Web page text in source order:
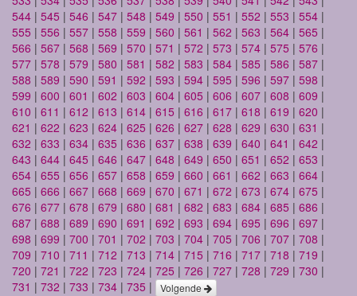
544 | 545 | 546 | 547 | 548 | 549 | 550 | 551 | 552 | 553 | 554 |
555 | 556 | 557 | 558 | 559 | 560 | 561 | 562 | 563 | 564 | 565 |
566 | 567 | 568 | 569 | 570 | 571 | 572 | 573 | 574 | 575 | 576 |
577 | 578 | 579 | 580 | 581 | 582 | 583 | 584 | 585 | 586 | 587 |
588 | 589 | 590 | 591 | 592 | 593 | 594 | 595 | 596 | 597 | 598 |
599 | 600 | 601 | 602 | 603 | 604 | 605 | 606 | 607 | 608 | 609 |
610 | 611 | 612 | 613 | 614 | 615 | 616 | 617 | 618 | 619 | 620 |
621 | 622 | 623 | 624 | 625 | 626 | 627 | 628 | 629 | 630 | 631 |
632 | 633 | 634 | 635 | 636 | 637 | 638 | 639 | 640 | 641 | 642 |
643 | 644 | 645 | 646 | 647 | 648 | 649 | 650 | 651 | 652 | 653 |
654 | 655 | 656 | 657 | 658 | 659 | 660 | 661 | 662 | 663 | 664 |
665 | 666 | 667 | 668 | 669 | 670 | 671 | 672 | 673 | 674 | 675 |
676 | 677 | 678 | 679 | 680 | 681 | 682 | 683 | 684 | 685 | 686 |
687 | 688 | 689 | 690 | 691 | 692 | 693 | 694 | 695 | 696 | 697 |
698 | 699 | 700 | 701 | 702 | 703 | 704 | 705 | 706 | 707 | 708 |
709 | 710 | 711 | 712 | 713 | 714 | 715 | 716 | 717 | 718 | 719 |
720 | 721 | 722 | 723 | 724 | 725 | 726 | 727 | 728 | 729 | 730 |
731 | 732 | 733 | 734 | 735 | Volgende